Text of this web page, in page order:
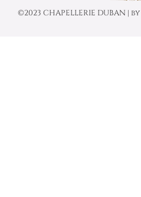
©2023 CHAPELLERIE DUBAN | by